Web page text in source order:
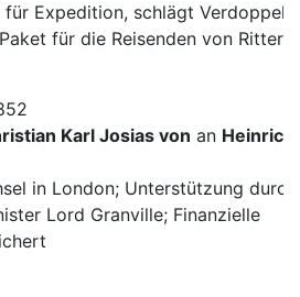
Expedition, schlägt
für die Reisenden von Ritter
Karl Josias von an Heinrich
in London; Unterstützung durch
Lord Granville; Finanzielle